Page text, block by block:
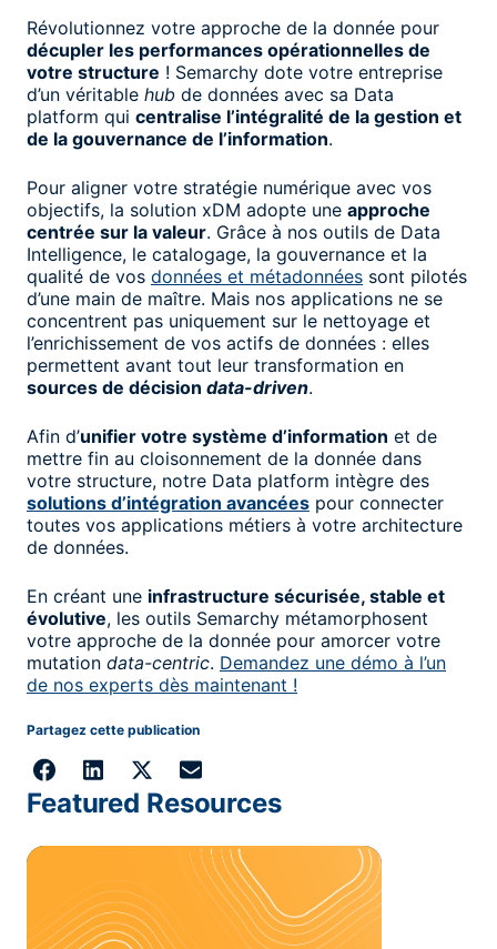
Révolutionnez votre approche de la donnée pour
décupler les performances opérationnelles de
votre structure ! Semarchy dote votre entreprise
d’un véritable hub de données avec sa Data
platform qui centralise l’intégralité de la gestion et
de la gouvernance de l’information.
Pour aligner votre stratégie numérique avec vos
objectifs, la solution xDM adopte une approche
centrée sur la valeur. Grâce à nos outils de Data
Intelligence, le catalogage, la gouvernance et la
qualité de vos données et métadonnées sont pilotés
d’une main de maître. Mais nos applications ne se
concentrent pas uniquement sur le nettoyage et
l’enrichissement de vos actifs de données : elles
permettent avant tout leur transformation en
sources de décision data-driven.
Afin d’unifier votre système d’information et de
mettre fin au cloisonnement de la donnée dans
votre structure, notre Data platform intègre des
solutions d’intégration avancées pour connecter
toutes vos applications métiers à votre architecture
de données.
En créant une infrastructure sécurisée, stable et
évolutive, les outils Semarchy métamorphosent
votre approche de la donnée pour amorcer votre
mutation data-centric. Demandez une démo à l’un
de nos experts dès maintenant !
Partagez cette publication
Featured Resources